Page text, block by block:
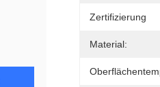
Zertifizierung
Material: